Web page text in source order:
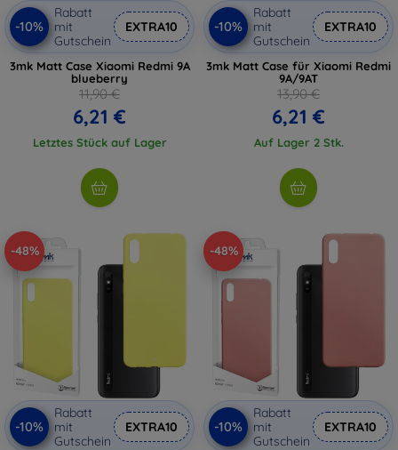
-10%
Rabatt
mit
Gutschein
EXTRA10
3mk Matt Case Xiaomi Redmi 9A
blueberry
11,90 €
6,21 €
Letztes Stück auf Lager
-10%
Rabatt
mit
Gutschein
EXTRA10
3mk Matt Case für Xiaomi Redmi
9A/9AT
13,90 €
6,21 €
Auf Lager 2 Stk.
-48%
-10%
Rabatt
mit
Gutschein
EXTRA10
-48%
-10%
Rabatt
mit
Gutschein
EXTRA10